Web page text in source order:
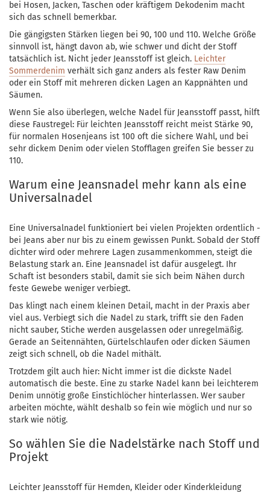
bei Hosen, Jacken, Taschen oder kräftigem Dekodenim macht
sich das schnell bemerkbar.
Die gängigsten Stärken liegen bei 90, 100 und 110. Welche Größe
sinnvoll ist, hängt davon ab, wie schwer und dicht der Stoff
tatsächlich ist. Nicht jeder Jeansstoff ist gleich. Leichter
Sommerdenim verhält sich ganz anders als fester Raw Denim
oder ein Stoff mit mehreren dicken Lagen an Kappnähten und
Säumen.
Wenn Sie also überlegen, welche Nadel für Jeansstoff passt, hilft
diese Faustregel: Für leichten Jeansstoff reicht meist Stärke 90,
für normalen Hosenjeans ist 100 oft die sichere Wahl, und bei
sehr dickem Denim oder vielen Stofflagen greifen Sie besser zu
110.
Warum eine Jeansnadel mehr kann als eine
Universalnadel
Eine Universalnadel funktioniert bei vielen Projekten ordentlich -
bei Jeans aber nur bis zu einem gewissen Punkt. Sobald der Stoff
dichter wird oder mehrere Lagen zusammenkommen, steigt die
Belastung stark an. Eine Jeansnadel ist dafür ausgelegt. Ihr
Schaft ist besonders stabil, damit sie sich beim Nähen durch
feste Gewebe weniger verbiegt.
Das klingt nach einem kleinen Detail, macht in der Praxis aber
viel aus. Verbiegt sich die Nadel zu stark, trifft sie den Faden
nicht sauber, Stiche werden ausgelassen oder unregelmäßig.
Gerade an Seitennähten, Gürtelschlaufen oder dicken Säumen
zeigt sich schnell, ob die Nadel mithält.
Trotzdem gilt auch hier: Nicht immer ist die dickste Nadel
automatisch die beste. Eine zu starke Nadel kann bei leichterem
Denim unnötig große Einstichlöcher hinterlassen. Wer sauber
arbeiten möchte, wählt deshalb so fein wie möglich und nur so
stark wie nötig.
So wählen Sie die Nadelstärke nach Stoff und
Projekt
Leichter Jeansstoff für Hemden, Kleider oder Kinderkleidung